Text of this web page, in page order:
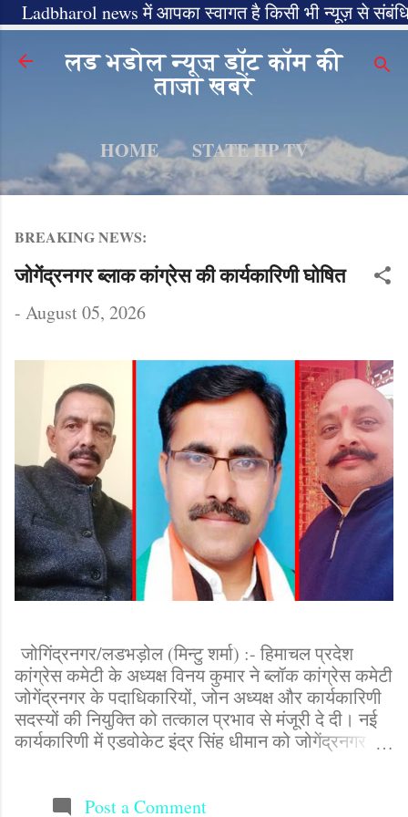
news में आपका स्वागत है किसी भी न्यूज़ से संबंधित
Skip to main content
लड भडोल न्यूज़ डॉट कॉम की
ताजा खबरें
HOME
STATE HP TV
MORE…
LADBHAROLNEWS.COM
BREAKING NEWS:
जोगेंद्रनगर ब्लाक कांग्रेस की कार्यकारिणी घोषित
- August 05, 2026
जोगिंद्रनगर/लडभड़ोल (मिन्टु शर्मा) :- हिमाचल प्रदेश
कांग्रेस कमेटी के अध्यक्ष विनय कुमार ने ब्लॉक कांग्रेस कमेटी
जोगेंद्रनगर के पदाधिकारियों, जोन अध्यक्ष और कार्यकारिणी
सदस्यों की नियुक्ति को तत्काल प्रभाव से मंजूरी दे दी। नई
कार्यकारिणी में एडवोकेट इंद्र सिंह धीमान को जोगेंद्रनगर
मकरीडी, राम लाल भराडू, ओम प्रकाश जिमजिमा, पीताम्बर
Post a Comment
के लिए मिंटू शर्मा से कांटेक्ट करें(9817742111)